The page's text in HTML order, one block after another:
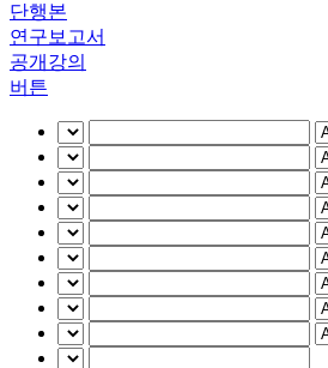
단행본
연구보고서
공개강의
버튼